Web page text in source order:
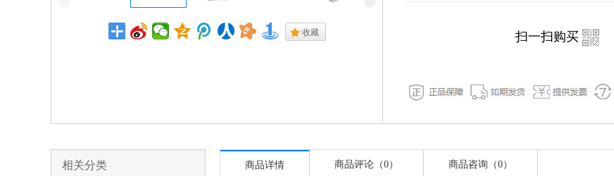
. 收藏 扫一扫购买 i
相关分类 商品详情 商品评论（0） 商品咨询（0）